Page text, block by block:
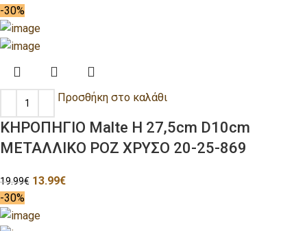
-30%
Προσθήκη στο καλάθι
ΚΗΡΟΠΗΓΙΟ Malte H 27,5cm D10cm
ΜΕΤΑΛΛΙΚΟ ΡΟΖ ΧΡΥΣΟ 20-25-869
19.99€ 13.99€
-30%